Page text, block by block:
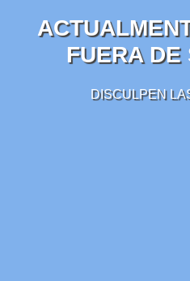
FUERA DE
DISCULPEN